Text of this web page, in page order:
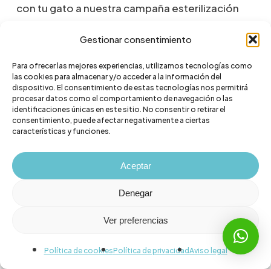
Gestionar consentimiento
Para ofrecer las mejores experiencias, utilizamos tecnologías como
las cookies para almacenar y/o acceder a la información del
dispositivo. El consentimiento de estas tecnologías nos permitirá
procesar datos como el comportamiento de navegación o las
identificaciones únicas en este sitio. No consentir o retirar el
consentimiento, puede afectar negativamente a ciertas
características y funciones.
Aceptar
Denegar
Ver preferencias
Política de cookiesPolítica de privacidadAviso legal
con tu gato a nuestra campaña esterilización
Preguntas frecuentes sobre
esterilización gatos Valencia
A continuación, responderemos a las preguntas
y dudas más frecuentes de los usuarios en